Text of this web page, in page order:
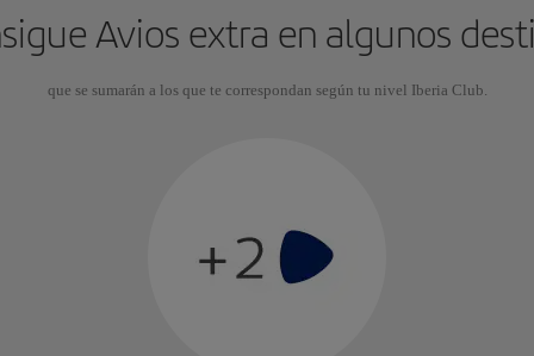
Avios extra en algunos
que se sumarán a los que te correspondan según tu nivel Iberia Club.